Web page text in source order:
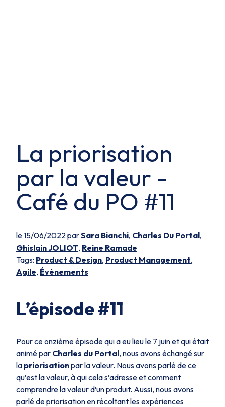
La priorisation
par la valeur -
Café du PO #11
le 15/06/2022 parSara Bianchi, Charles Du Portal,
Ghislain JOLIOT, Reine Ramade
Tags: Product & Design, Product Management,
Agile, Évènements
L’épisode #11
Pour ce onzième épisode qui a eu lieu le 7 juin et qui était
animé par Charles du Portal, nous avons échangé sur
la priorisationpar la valeur. Nous avons parlé de ce
qu’est la valeur, à qui cela s’adresse et comment
comprendre la valeur d’un produit. Aussi, nous avons
parlé de priorisation en récoltant les expériences